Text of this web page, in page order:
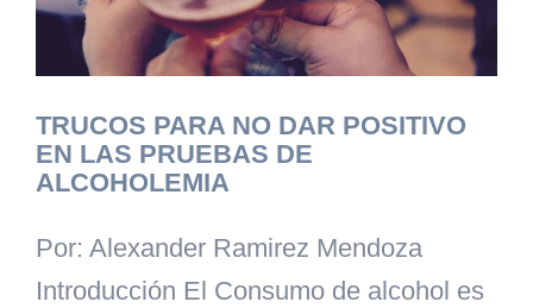
TRUCOS PARA NO DAR POSITIVO
EN LAS PRUEBAS DE
ALCOHOLEMIA
Por: Alexander Ramirez Mendoza
Introducción El Consumo de alcohol es